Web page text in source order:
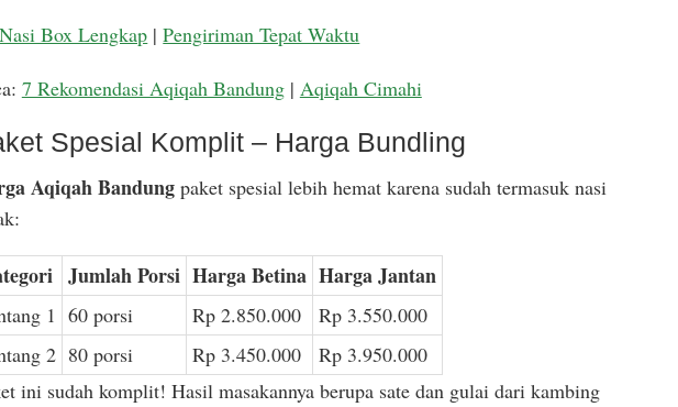
Nasi Box Lengkap |Pengiriman Tepat Waktu
7 Rekomendasi Aqiqah Bandung| Aqiqah Cimahi
Spesial Komplit – Harga Bundling
Aqiqah Bandungpaket spesial lebih hemat karena sudah termasuk nasi
Jumlah Porsi Harga Betina Harga Jantan
1 60 porsi Rp 2.850.000
Rp 3.550.000
2 80 porsi Rp 3.450.000
Rp 3.950.000
ini sudah komplit! Hasil masakannya berupa sate dan gulai dari kambing